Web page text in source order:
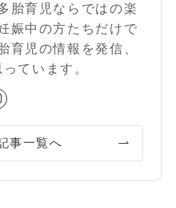
胎育児ならではの楽
娠中の方たちだけで
育児の情報を発信、
ています。
事一覧へ